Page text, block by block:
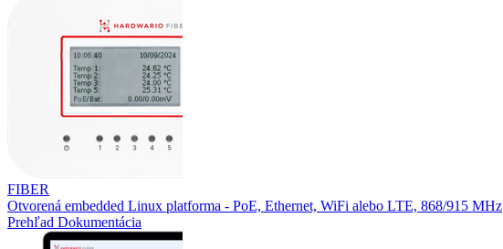
FIBER
Otvorená embedded Linux platforma - PoE, Ethernet, WiFi alebo LTE, 868/915 MHz
Prehľad Dokumentácia